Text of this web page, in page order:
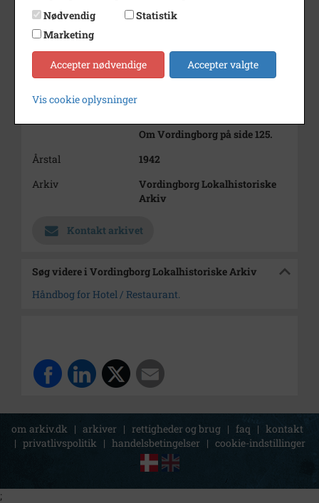
Type
Bøger
Illustrationer
Indholdsnote
Centralforeningens Årbog 1942.
Håndbog for Hotel og
Om Vordingborg på side 125.
Årstal
1942
Arkiv
Vordingborg Lokalhistoriske
Arkiv
Kontakt arkivet
Søg videre i Vordingborg Lokalhistoriske Arkiv
Håndbog for Hotel / Restaurant.
om arkiv.dk | arkiver | rettigheder og brug | faq | kontakt
| privatlivspolitik | handelsbetingelser | cookie-indstillinger
Nødvendig
Statistik
Marketing
Accepter nødvendige Accepter valgte
Vis cookie oplysninger
;